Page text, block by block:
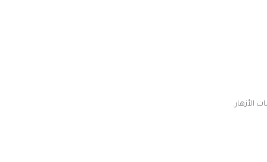
الأزهار.